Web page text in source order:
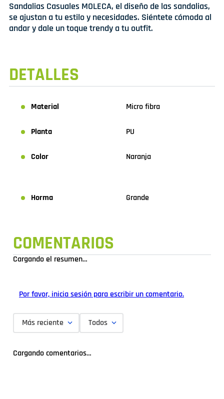
Sandalias Casuales MOLECA, el diseño de las sandalias,
se ajustan a tu estilo y necesidades. Siéntete cómoda al
andar y dale un toque trendy a tu outfit.
DETALLES
Material Micro fibra
Planta PU
Color Naranja
Horma Grande
COMENTARIOS
Cargando el resumen…
Por favor, inicia sesión para escribir un comentario.
Más reciente Todos
Cargando comentarios…